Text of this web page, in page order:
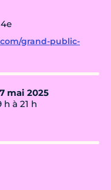
grand-public-
mai 2025
à 21 h